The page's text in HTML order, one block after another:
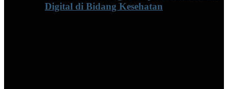
Digital di Bidang Kesehatan